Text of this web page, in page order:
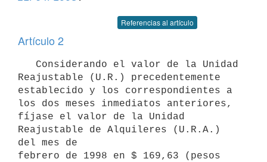
Referencias al artículo
Artículo 2
Reajustable (U.R.) precedentemente
establecido y los correspondientes a
los dos meses inmediatos anteriores,
fíjase el valor de la Unidad
Reajustable de Alquileres (U.R.A.)
del mes de
febrero de 1998 en $ 169,63 (pesos